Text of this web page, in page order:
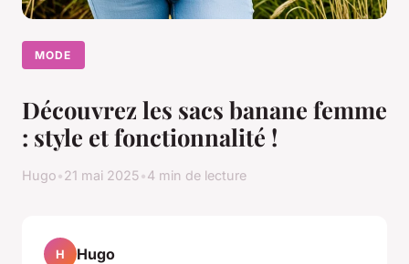
MODE
Découvrez les sacs banane femme
: style et fonctionnalité !
Hugo•21 mai 2025•4 min de lecture
H Hugo